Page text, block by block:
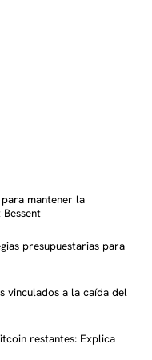
mantener la
presupuestarias para
vinculados a la caída del
restantes: Explica